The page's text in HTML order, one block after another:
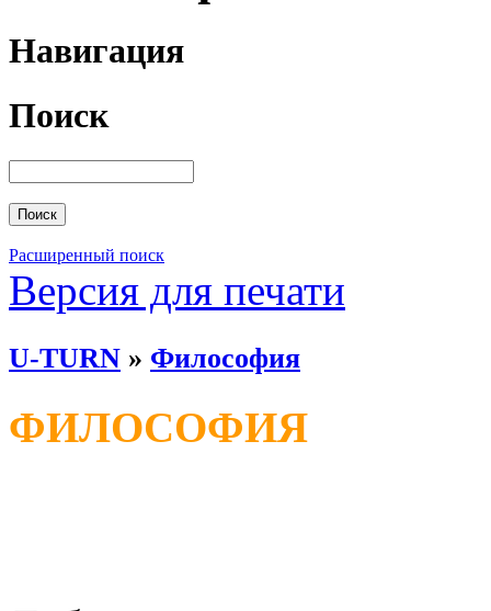
Навигация
Поиск
Расширенный поиск
Версия для печати
U-TURN » Философия
ФИЛОСОФИЯ